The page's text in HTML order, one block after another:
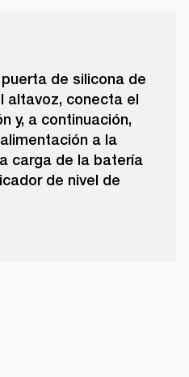
de silicona de
altavoz, conecta el
y, a continuación,
a la
carga de la batería
de nivel de